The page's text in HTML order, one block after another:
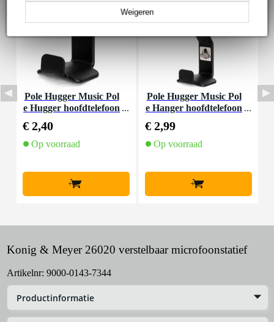
Weigeren
Pole Hugger Music Pol
e Hugger hoofdtelefoon
€ 2,40
Op voorraad
+
Pole Hugger Music Pol
e Hanger hoofdtelefoon
€ 2,99
Op voorraad
+
Konig & Meyer 26020 verstelbaar microfoonstatief
Artikelnr: 9000-0143-7344
Productinformatie